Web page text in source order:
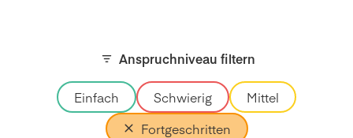
Anspruchniveau filtern
Einfach Schwierig
Mittel
Fortgeschritten